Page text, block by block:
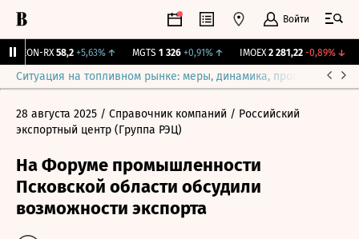
Войти
VEON-RX 58,2 +5,63%↑ MGTS 1 326 +0,91% ↑ IMOEX 2 281,22 -0,89%↓
Ситуация на топливном рынке: меры, динамика, прогнозы
28 августа 2025 / Справочник компаний / Российский
экспортный центр (Группа РЭЦ)
На Форуме промышленности
Псковской области обсудили
возможности экспорта